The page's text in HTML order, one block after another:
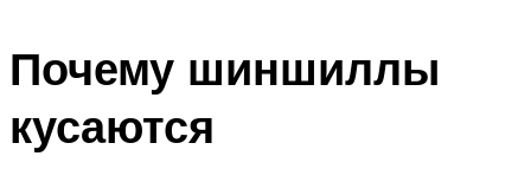
Почему шиншиллы
кусаются